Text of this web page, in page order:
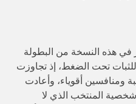
هذه النسخة من البطولة
للثبات تحت الضغط، إذ تجاوزت
أقوياء، وأعادت
شخصية المنتخب الذي لا